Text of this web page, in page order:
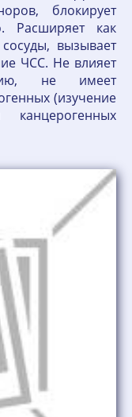
блокирует
Расширяет как
вызывает
ЧСС. Не влияет
не имеет
(изучение